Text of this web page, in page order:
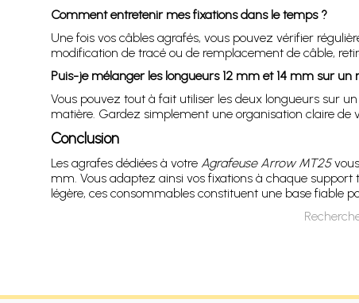
Comment entretenir mes fixations dans le temps ?
Une fois vos câbles agrafés, vous pouvez vérifier
modification de tracé ou de remplacement de câble,
Puis-je mélanger les longueurs 12 mm et 14 mm sur un
Vous pouvez tout à fait utiliser les deux longueurs sur
matière. Gardez simplement une organisation claire de
Conclusion
Les agrafes dédiées à votre Agrafeuse Arrow MT25
mm. Vous adaptez ainsi vos fixations à chaque support
légère, ces consommables constituent une base fiable